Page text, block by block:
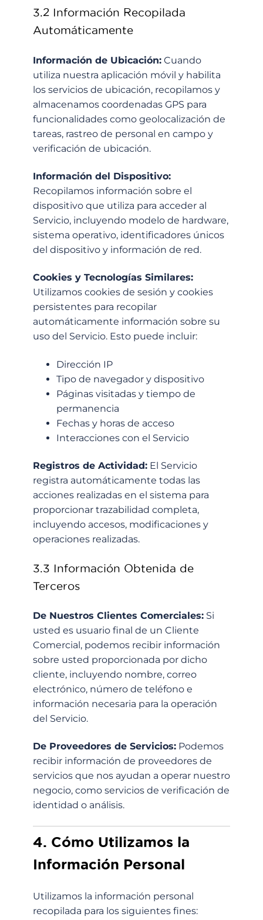
3.2 Información Recopilada
Automáticamente
Información de Ubicación: Cuando
utiliza nuestra aplicación móvil y habilita
los servicios de ubicación, recopilamos y
almacenamos coordenadas GPS para
funcionalidades como geolocalización de
tareas, rastreo de personal en campo y
verificación de ubicación.
Información del Dispositivo:
Recopilamos información sobre el
dispositivo que utiliza para acceder al
Servicio, incluyendo modelo de hardware,
sistema operativo, identificadores únicos
del dispositivo y información de red.
Cookies y Tecnologías Similares:
Utilizamos cookies de sesión y cookies
persistentes para recopilar
automáticamente información sobre su
uso del Servicio. Esto puede incluir:
Dirección IP
Tipo de navegador y dispositivo
Páginas visitadas y tiempo de
permanencia
Fechas y horas de acceso
Interacciones con el Servicio
Registros de Actividad: El Servicio
registra automáticamente todas las
acciones realizadas en el sistema para
proporcionar trazabilidad completa,
incluyendo accesos, modificaciones y
operaciones realizadas.
3.3 Información Obtenida de
Terceros
De Nuestros Clientes Comerciales: Si
usted es usuario final de un Cliente
Comercial, podemos recibir información
sobre usted proporcionada por dicho
cliente, incluyendo nombre, correo
electrónico, número de teléfono e
información necesaria para la operación
del Servicio.
De Proveedores de Servicios: Podemos
recibir información de proveedores de
servicios que nos ayudan a operar nuestro
negocio, como servicios de verificación de
identidad o análisis.
4. Cómo Utilizamos la
Información Personal
Utilizamos la información personal
recopilada para los siguientes fines: